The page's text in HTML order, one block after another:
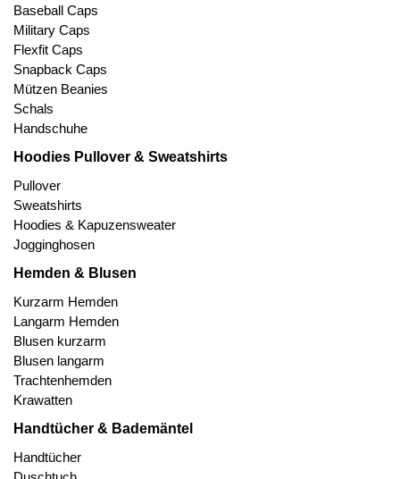
Baseball Caps
Military Caps
Flexfit Caps
Snapback Caps
Mützen Beanies
Schals
Handschuhe
Hoodies Pullover & Sweatshirts
Pullover
Sweatshirts
Hoodies & Kapuzensweater
Jogginghosen
Hemden & Blusen
Kurzarm Hemden
Langarm Hemden
Blusen kurzarm
Blusen langarm
Trachtenhemden
Krawatten
Handtücher & Bademäntel
Handtücher